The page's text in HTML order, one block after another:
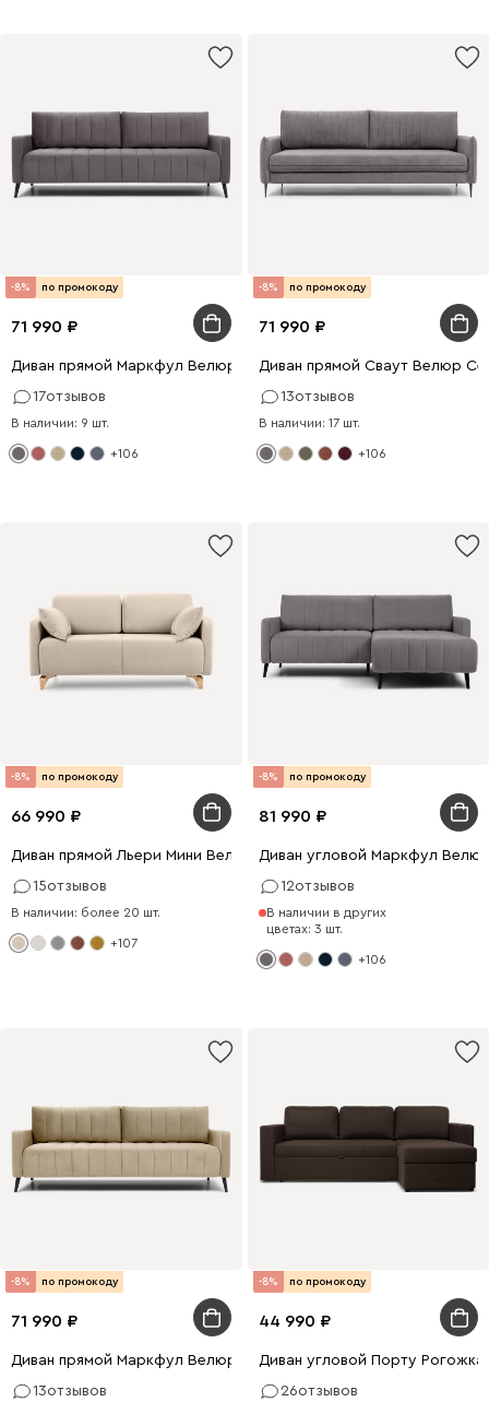
-8% по промокоду
71 990
Диван прямой Маркфул Велюр Серый
17отзывов
В наличии: 9 шт.
+106
-8% по промокоду
71 990
Диван прямой Сваут Велюр
13отзывов
В наличии: 17 шт.
+106
-8% по промокоду
66 990
Диван прямой Льери Мини Велюр Молочный
15отзывов
В наличии: более 20 шт.
+107
-8% по промокоду
81 990
Диван угловой Маркфул
12отзывов
В наличии в других
цветах: 3 шт.
+106
-8% по промокоду
71 990
Диван прямой Маркфул Велюр Бежевый
13отзывов
-8% по промокоду
44 990
Диван угловой Порту Рогожка
26отзывов